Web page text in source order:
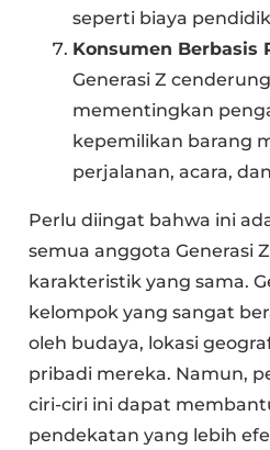
seperti biaya
Konsumen Berbasis
Generasi Z
mementingkan
kepemilikan barang
perjalanan, acara,
Perlu diingat bahwa ini
semua anggota Generasi
karakteristik yang sama.
kelompok yang sangat
oleh budaya, lokasi
pribadi mereka. Namun,
ciri-ciri ini dapat
pendekatan yang lebih